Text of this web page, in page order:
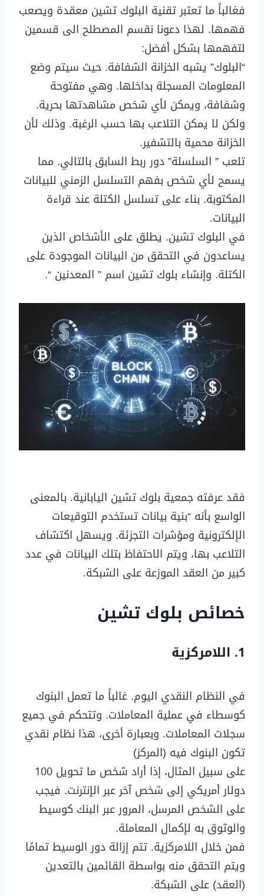
فغالباً ما تعتبر تقنية البلوك تشين معقدة ويصعب
فهمها. لهذا دعونا نقسم المصطلح الى قسمين
لتفهمها بشكل أفضل:
“البلوك” يشبه الخزانة الشفافة. حيث سيتم وضع
المعلومات المسجلة بداخلها. وهي مفتوحة
وشفافة، ويمكن لأي شخص مشاهدتها بحرية.
ولكن لا يمكن التلاعب بها حسب الرغبة. وذلك لأن
الخزانة محمية بالتشفير.
تلعب ” السلسلة” دور ربط السابق بالتالي. مما
يسمح لأي شخص بفهم التسلسل الزمني للبيانات
المكتوبة. بناء على تسلسل الكتلة عند قراءة
البيانات.
في البلوك تشين. يطلق على الأشخاص الذين
يساعدون في التحقق من البيانات الموجودة على
الكتلة. وإنشاء بلوك تشين اسم ” المعدنين “.
فقد عرفته جمعية بلوك تشين اليابانية. بالمعنى
الواسع بأنه “بنية بيانات تستخدم التوقيعات
الإلكترونية ومؤشرات التجزئة. ويسهل اكتشاف
التلاعب بها، ويتم الاحتفاظ بتلك البيانات في عدد
كبير من العقد الموزعة على الشبكة.
خصائص بلوك تشين
1. اللامركزية
في النظام النقدي اليوم. غالباً ما تعمل البنوك
كوسطاء في عملية المعاملات. وتتحكم في جميع
سجلات المعاملات. وبعبارة أخرى، هذا نظام نقدي
تكون البنوك فيه (المركز)
على سبيل المثال، إذا أراد شخص ما تحويل 100
دولار أمريكي إلى شخص آخر عبر الإنترنت. فيجب
على الشخص المرسل، المرور عبر البنك كوسيط
والوثوق به لإكمال المعاملة.
فمن خلال اللامركزية. تتم إزالة دور الوسيط تمامًا
ويتم التحقق منه بواسطة القائمين بالتعدين
(العقد) على الشبكة.